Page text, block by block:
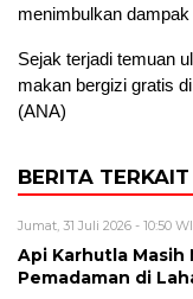
menimbulkan dampak
Sejak terjadi temuan
makan bergizi gratis
(ANA)
BERITA TERKAIT
Jumat, 31 Juli 2026 - 10:50
Api Karhutla Masih
Pemadaman di